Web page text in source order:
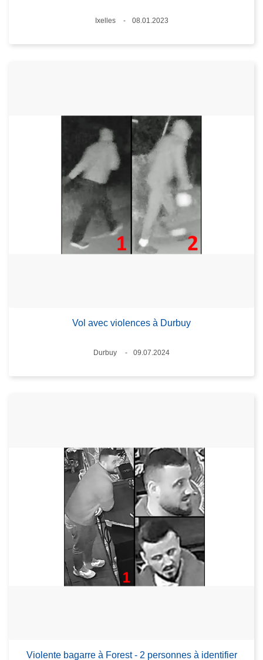
Lieux
Ixelles
08.01.2023
Vol avec violences à Durbuy
Lieux
Durbuy
09.07.2024
Violente bagarre à Forest - 2 personnes à identifier